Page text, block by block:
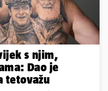
s njim,
Dao je
tetovažu